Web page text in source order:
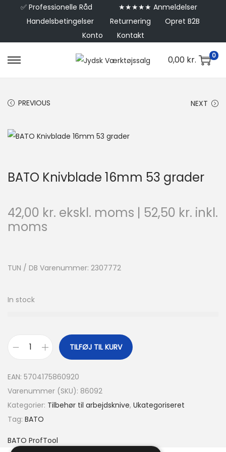
✅ Professionelle Råd
★★★★★ Anmeldelser
Handelsbetingelser
Returnering
Opret B2B
Konto
Kontakt
0,00 kr. 0
PREVIOUS NEXT
BATO Knivblade 16mm 53 grader
42,00 kr. ekskl. moms | 52,50 kr. inkl.
moms
TUN / DB Varenummer: 2307772
In stock
TILFØJ TIL KURV
EAN: 5704175860920
Varenummer (SKU): 86092
Kategorier: Tilbehør til arbejdsknive, Ukategoriseret
Tag: BATO
BATO ProfTool